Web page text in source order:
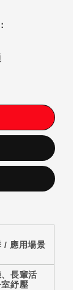
/ 應用場景
長輩活
紓壓